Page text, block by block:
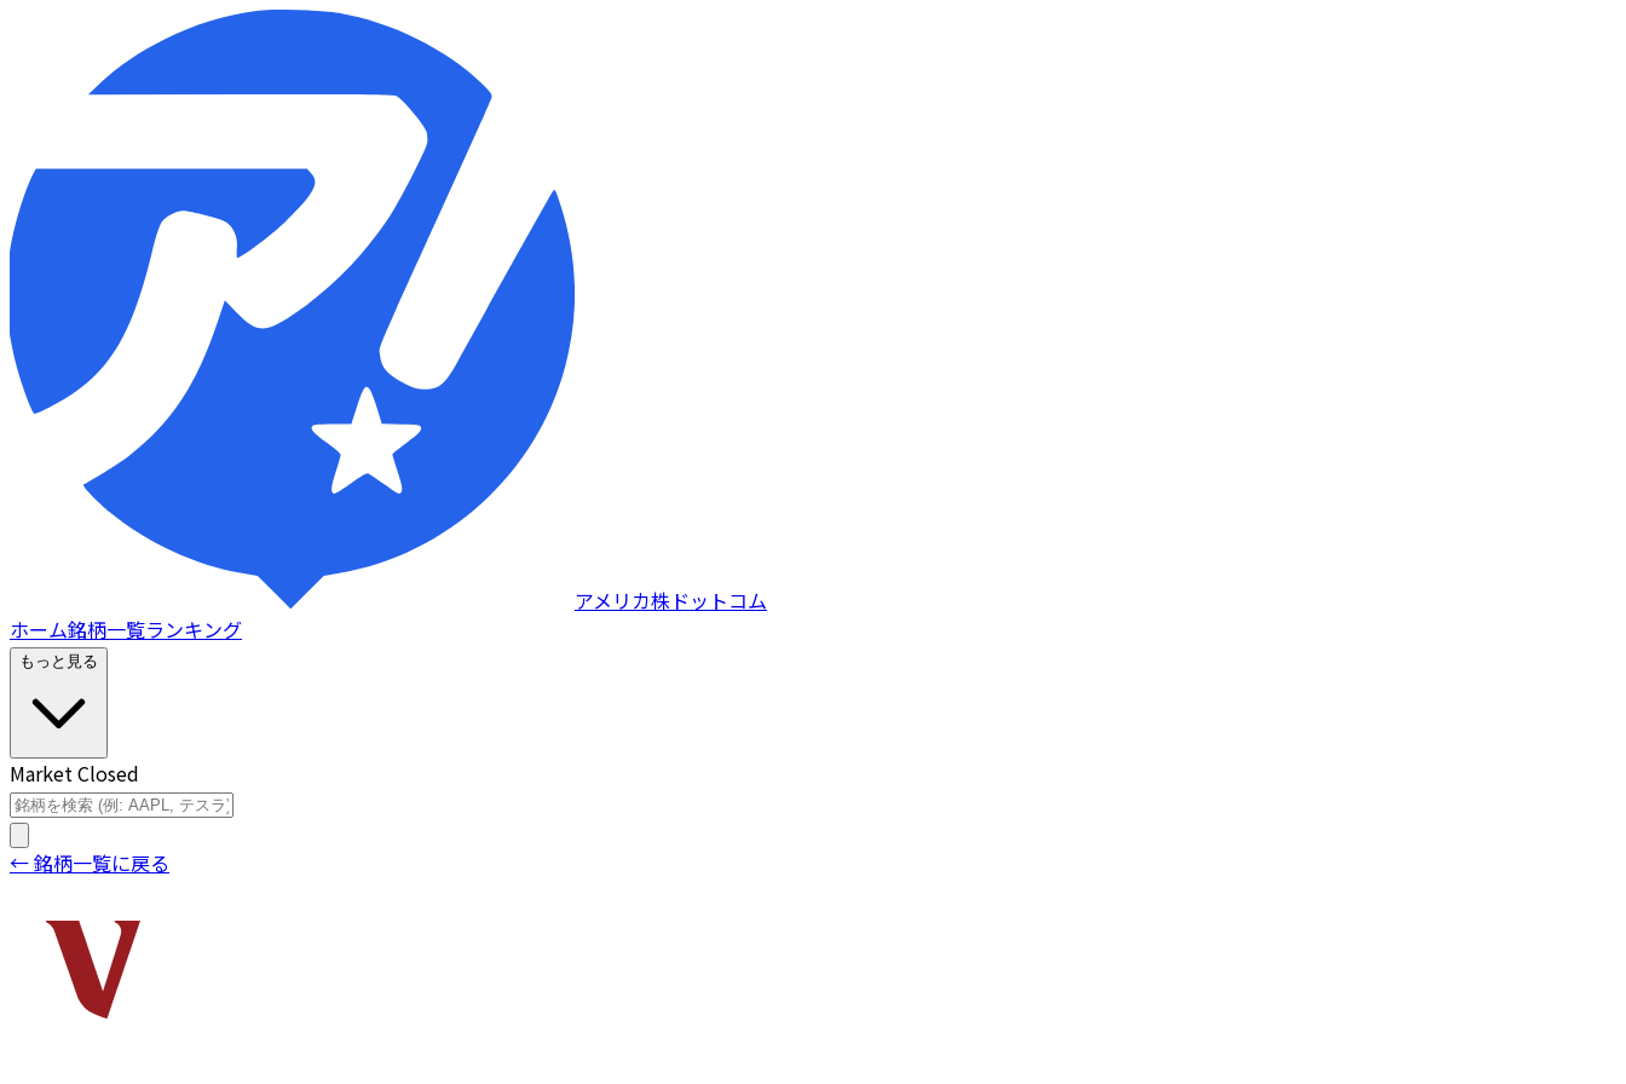
アメリカ株ドットコム
ホーム銘柄一覧ランキング
もっと見る
Market Closed
← 銘柄一覧に戻る